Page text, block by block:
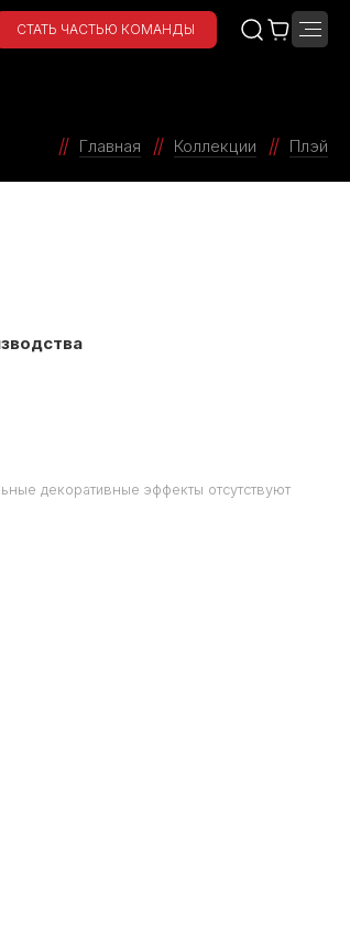
СТАТЬ ЧАСТЬЮ КОМАНДЫ
Главная Коллекции Плэй
декоративные эффекты отсутствуют